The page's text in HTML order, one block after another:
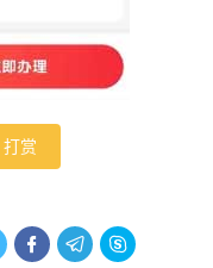
打赏
  